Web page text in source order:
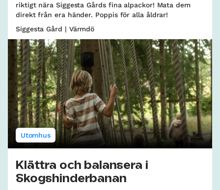
riktigt nära Siggesta Gårds fina alpackor! Mata dem
direkt från era händer. Poppis för alla åldrar!
Siggesta Gård | Värmdö
Utomhus
Klättra och balansera i
Skogshinderbanan